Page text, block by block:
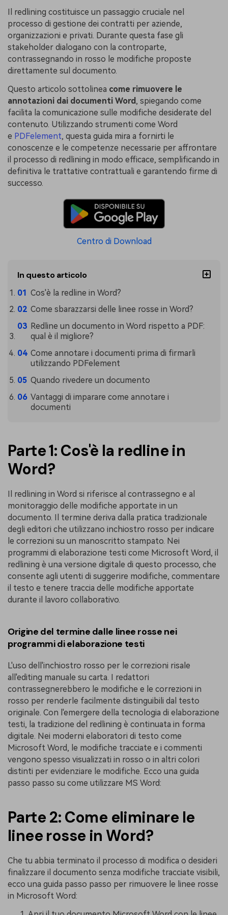
Password PDF
Condividi PDF
AI per PDF
Riassunto PDF AI
Traduzione PDF AI
Controllo grammatica AI
Chat con immagine
Rilevatore di contenuti AI
Riscrivi PDF con AI
Leggi PDF con AI
Chat con documento
Tutte Le Funzionalità
Finanza
Governo
Pubblicazione
Freelancer
Recensioni e premi
Storie di clienti
Recensioni di clienti
Confronto dei software PDF
Guida utente
PDFelement per Mac
PDFelement per iOS
Support
Contatta il supporto
Specifiche tecniche
Aggiornamenti
Centro di download
Aggiorna a PDFelement 12
Il redlining costituisce un passaggio cruciale nel
processo di gestione dei contratti per aziende,
organizzazioni e privati. Durante questa fase gli
stakeholder dialogano con la controparte,
contrassegnando in rosso le modifiche proposte
direttamente sul documento.
Questo articolo sottolinea come rimuovere le
annotazioni dai documenti Word , spiegando come
facilita la comunicazione sulle modifiche desiderate del
contenuto. Utilizzando strumenti come Word
e PDFelement, questa guida mira a fornirti le
conoscenze e le competenze necessarie per affrontare
il processo di redlining in modo efficace, semplificando in
definitiva le trattative contrattuali e garantendo firme di
successo.
Centro di Download
In questo articolo
Cos'è la redline in Word?
Come sbarazzarsi delle linee rosse in Word?
Redline un documento in Word rispetto a PDF:
qual è il migliore?
Come annotare i documenti prima di firmarli
utilizzando PDFelement
Quando rivedere un documento
Vantaggi di imparare come annotare i
documenti
Parte 1: Cos'è la redline in
Word?
Il redlining in Word si riferisce al contrassegno e al
monitoraggio delle modifiche apportate in un
documento. Il termine deriva dalla pratica tradizionale
degli editori che utilizzano inchiostro rosso per indicare
le correzioni su un manoscritto stampato. Nei
programmi di elaborazione testi come Microsoft Word, il
redlining è una versione digitale di questo processo, che
consente agli utenti di suggerire modifiche, commentare
il testo e tenere traccia delle modifiche apportate
durante il lavoro collaborativo.
Origine del termine dalle linee rosse nei
programmi di elaborazione testi
L'uso dell'inchiostro rosso per le correzioni risale
all'editing manuale su carta. I redattori
contrassegnerebbero le modifiche e le correzioni in
rosso per renderle facilmente distinguibili dal testo
originale. Con l'emergere della tecnologia di elaborazione
testi, la tradizione del redlining è continuata in forma
digitale. Nei moderni elaboratori di testo come
Microsoft Word, le modifiche tracciate e i commenti
vengono spesso visualizzati in rosso o in altri colori
distinti per evidenziare le modifiche. Ecco una guida
passo passo su come utilizzare MS Word:
Parte 2: Come eliminare le
linee rosse in Word?
Che tu abbia terminato il processo di modifica o desideri
finalizzare il documento senza modifiche tracciate visibili,
ecco una guida passo passo per rimuovere le linee rosse
in Microsoft Word: